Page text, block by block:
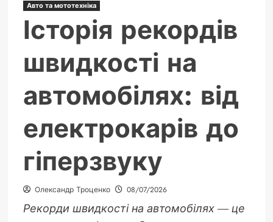
Авто та мототехніка
Історія рекордів
швидкості на
автомобілях: від
електрокарів до
гіперзвуку
Олександр Троценко 08/07/2026
Рекорди швидкості на автомобілях — це